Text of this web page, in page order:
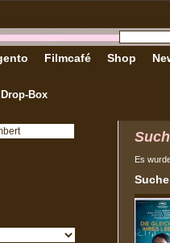
Box
Filmcafé Shop
Es